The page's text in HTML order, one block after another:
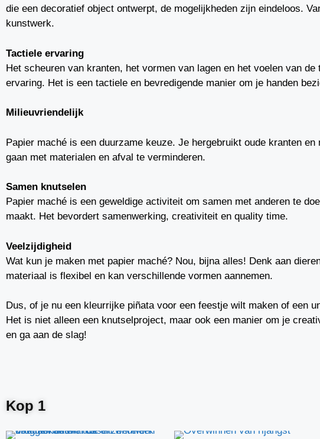
die een decoratief object ontwerpt, de mogelijkheden zijn eindeloos.
kunstwerk.
Tactiele ervaring
Het scheuren van kranten, het vormen van lagen en het voelen van
ervaring. Het is een tactiele en bevredigende manier om je handen
Milieuvriendelijk
Papier maché is een duurzame keuze. Je hergebruikt oude kranten
gaan met materialen en afval te verminderen.
Samen knutselen
Papier maché is een geweldige activiteit om samen met anderen te
maakt. Het bevordert samenwerking, creativiteit en quality time.
Veelzijdigheid
Wat kun je maken met papier maché? Nou, bijna alles! Denk aan
materiaal is flexibel en kan verschillende vormen aannemen.
Dus, of je nu een kleurrijke piñata voor een feestje wilt maken of een
Het is niet alleen een knutselproject, maar ook een manier om je
en ga aan de slag!
Kop 1